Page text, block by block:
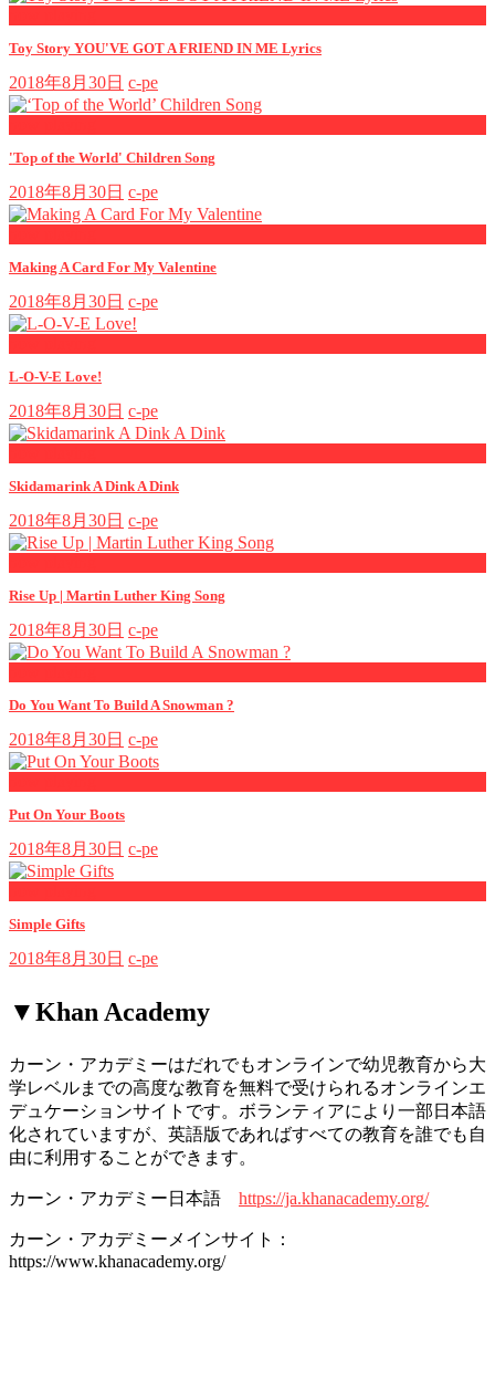
Toy Story YOU'VE GOT A FRIEND IN ME Lyrics
2018年8月30日 c-pe
'Top of the World' Children Song
2018年8月30日 c-pe
Making A Card For My Valentine
2018年8月30日 c-pe
L-O-V-E Love!
2018年8月30日 c-pe
Skidamarink A Dink A Dink
2018年8月30日 c-pe
Rise Up | Martin Luther King Song
2018年8月30日 c-pe
Do You Want To Build A Snowman ?
2018年8月30日 c-pe
Put On Your Boots
2018年8月30日 c-pe
Simple Gifts
2018年8月30日 c-pe
▼Khan Academy
カーン・アカデミーはだれでもオンラインで幼児教育から大
学レベルまでの高度な教育を無料で受けられるオンラインエ
デュケーションサイトです。ボランティアにより一部日本語
化されていますが、英語版であればすべての教育を誰でも自
由に利用することができます。
カーン・アカデミー日本語 https://ja.khanacademy.org/
カーン・アカデミーメインサイト：
https://www.khanacademy.org/